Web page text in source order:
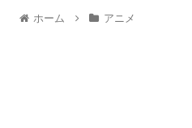
ホーム アニメ